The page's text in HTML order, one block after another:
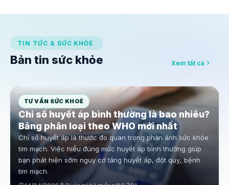
TIN TỨC & SỨC KHỎE
Bản tin sức khỏe Xem tất cả
TƯ VẤN SỨC KHOẺ
Chỉ số huyết áp bình thường là bao nhiêu?
Bảng phân loại theo WHO mới nhất
Chỉ số huyết áp là thước đo quan trọng phản ánh sức khỏe
tim mạch. Việc hiểu đúng mức huyết áp bình thường giúp
bạn phát hiện sớm nguy cơ tăng huyết áp, đột quỵ, bệnh
tim mạch.